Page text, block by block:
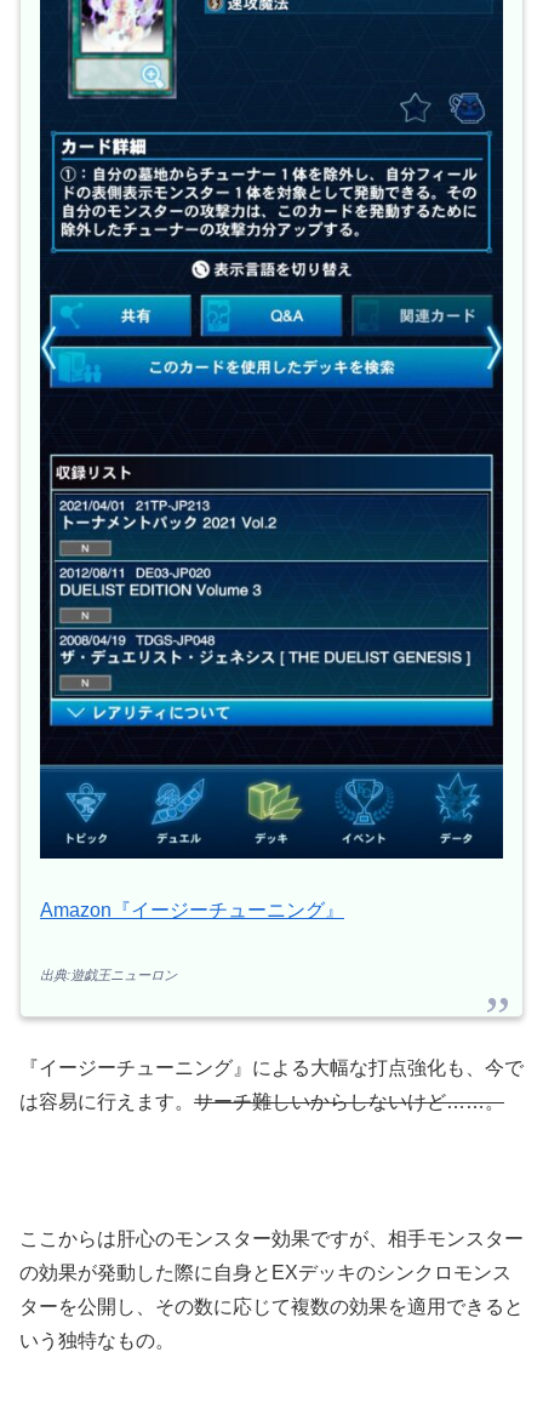
Amazon『イージーチューニング』
出典:遊戯王ニューロン
『イージーチューニング』による大幅な打点強化も、今で
は容易に行えます。 サーチ難しいからしないけど……。
ここからは肝心のモンスター効果ですが、相手モンスター
の効果が発動した際に自身とEXデッキのシンクロモンス
ターを公開し、その数に応じて複数の効果を適用できると
いう独特なもの。